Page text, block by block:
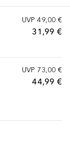
UVP 49,00 €
31,99 €
UVP 73,00 €
44,99 €